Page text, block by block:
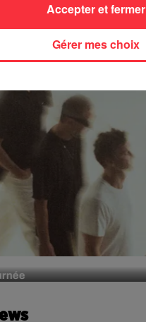
à venir
Gérer mes choix
Accepter et fermer